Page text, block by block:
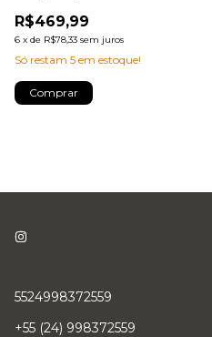
R$469,99
6 x de R$78,33 sem juros
Só restam 5 em estoque!
5524998372559
+55 (24) 998372559